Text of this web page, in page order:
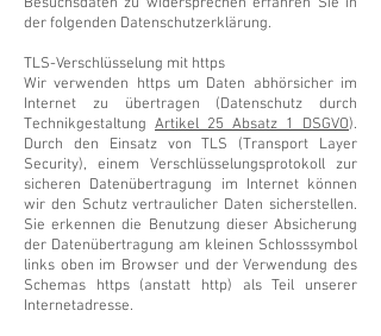
der folgenden Datenschutzerklärung.
TLS-Verschlüsselung mit https
Wir verwenden https um Daten abhörsicher im
Internet zu übertragen (Datenschutz durch
Technikgestaltung Artikel 25 Absatz 1 DSGVO).
Durch den Einsatz von TLS (Transport Layer
Security), einem Verschlüsselungsprotokoll zur
sicheren Datenübertragung im Internet können
wir den Schutz vertraulicher Daten sicherstellen.
Sie erkennen die Benutzung dieser Absicherung
der Datenübertragung am kleinen Schlosssymbol
links oben im Browser und der Verwendung des
Schemas https (anstatt http) als Teil unserer
Internetadresse.